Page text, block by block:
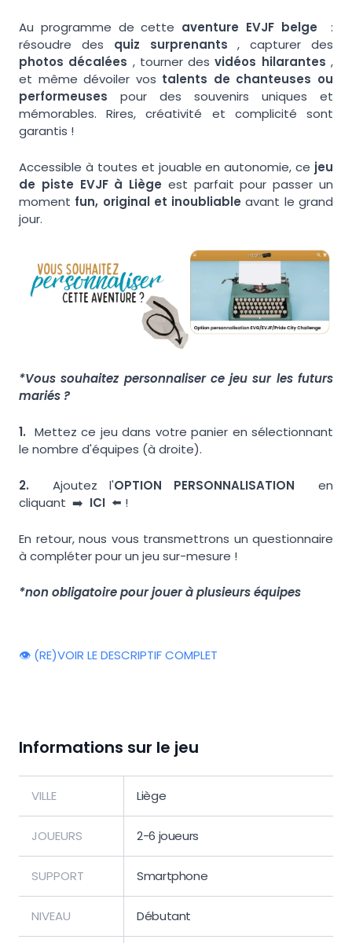
Au programme de cette aventure EVJF belge
:
résoudre des quiz surprenants
, capturer des
photos décalées , tourner desvidéos hilarantes ,
et même dévoiler vos talents de chanteuses ou
performeuses
pour des souvenirs uniques et
mémorables. Rires, créativité et complicité sont
garantis !
Accessible à toutes et jouable en autonomie, ce jeu
de piste EVJF à Liège est parfait pour passer un
moment fun, original et inoubliable avant le grand
jour.
*Vous souhaitez personnaliser ce jeu sur les futurs
mariés ?
1. Mettez ce jeu dans votre panier en sélectionnant
le nombre d'équipes (à droite).
2. Ajoutez l'OPTION PERSONNALISATION
en
cliquant ➡️ ICI ⬅️ !
En retour, nous vous transmettrons un questionnaire
à compléter pour un jeu sur-mesure !
*non obligatoire pour jouer à plusieurs équipes
👁️ (RE)VOIR LE DESCRIPTIF COMPLET
Informations sur le jeu
VILLE Liège
JOUEURS 2-6 joueurs
SUPPORT Smartphone
NIVEAU Débutant